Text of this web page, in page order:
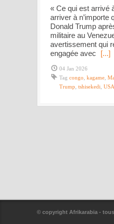
« Ce qui est arrivé
arriver à n’importe
Donald Trump
militaire au
avertissement qui
engagée avec
[...]
04 Jan 2026
Tag congo kagame
Trump tshisekedi USA
© copyright Afrikarabia -